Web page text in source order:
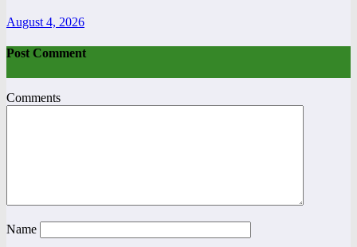
August 4, 2026
Post Comment
Comments
Name